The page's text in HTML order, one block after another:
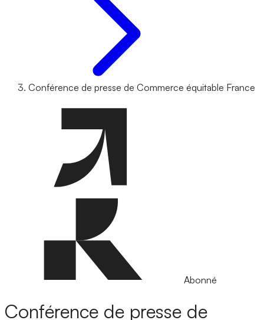
Conférence de presse de Commerce équitable France
Abonné
Conférence de presse de